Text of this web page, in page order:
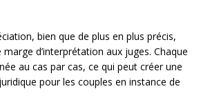
bien que de plus en plus précis,
d’interprétation aux juges. Chaque
au cas par cas, ce qui peut créer une
pour les couples en instance de